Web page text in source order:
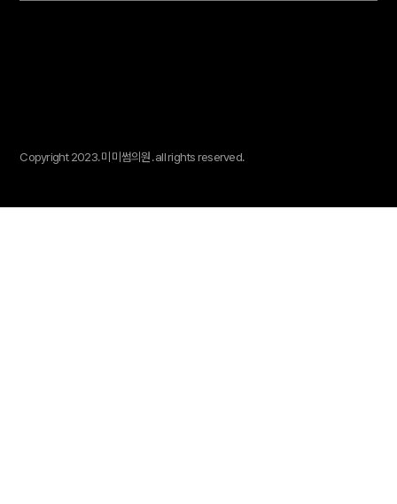
Copyright 2023.미미썸의원.all rights reserved.